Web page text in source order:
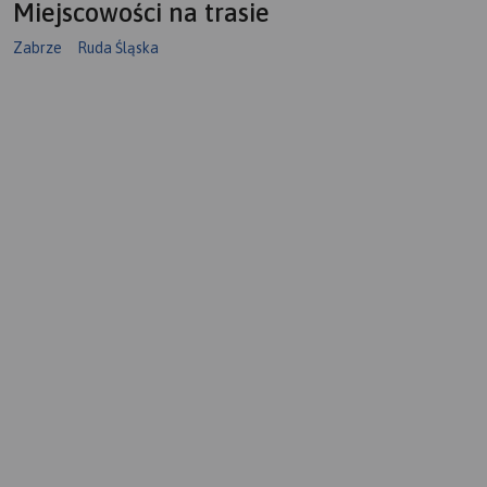
Miejscowości na trasie
Zabrze Ruda Śląska